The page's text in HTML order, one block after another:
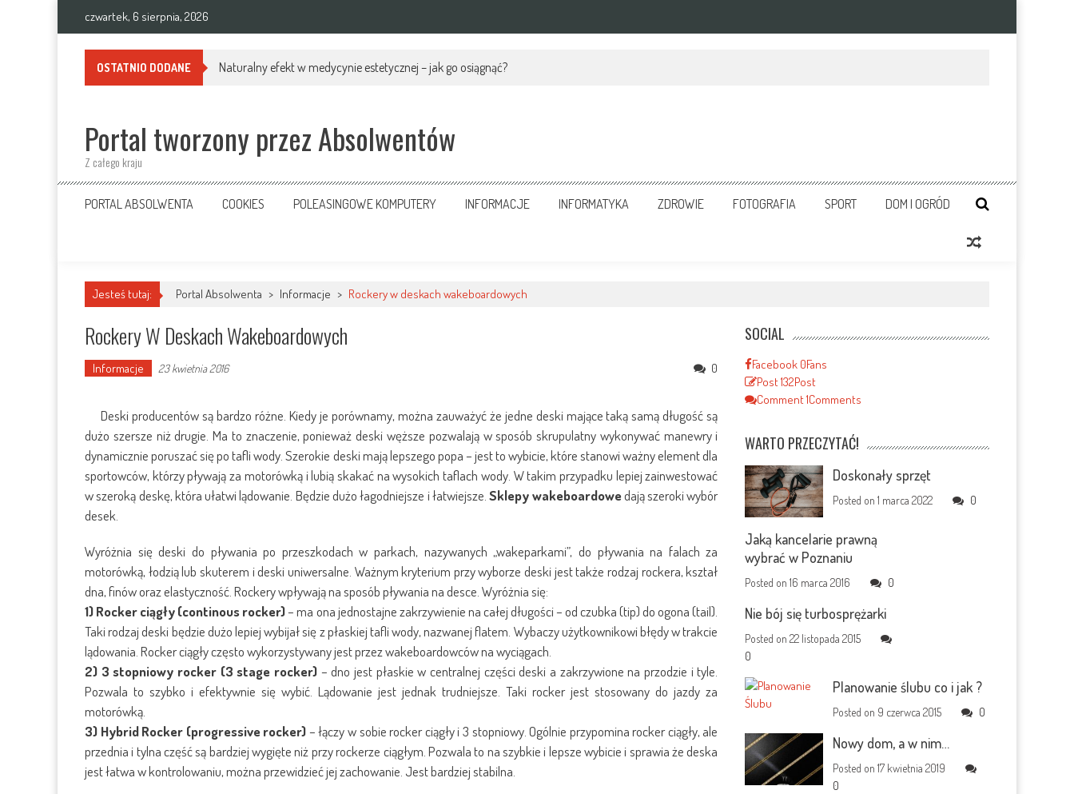
czwartek, 6 sierpnia, 2026
OSTATNIO DODANE Naturalny efekt w medycynie estetycznej – jak go osiągnąć?
Portal tworzony przez Absolwentów
Z całego kraju
PORTAL ABSOLWENTA COOKIES POLEASINGOWE KOMPUTERY INFORMACJE INFORMATYKA ZDROWIE FOTOGRAFIA SPORT DOM I OGRÓD
Jesteś tutaj: Portal Absolwenta > Informacje > Rockery w deskach wakeboardowych
Rockery W Deskach Wakeboardowych
Informacje 23 kwietnia 2016 0
Deski producentów są bardzo różne. Kiedy je porównamy, można zauważyć że jedne deski mające taką samą długość są
dużo szersze niż drugie. Ma to znaczenie, ponieważ deski węższe pozwalają w sposób skrupulatny wykonywać manewry i
dynamicznie poruszać się po tafli wody. Szerokie deski mają lepszego popa – jest to wybicie, które stanowi ważny element dla
sportowców, którzy pływają za motorówką i lubią skakać na wysokich taflach wody. W takim przypadku lepiej zainwestować
w szeroką deskę, która ułatwi lądowanie. Będzie dużo łagodniejsze i łatwiejsze.Sklepy wakeboardowedają szeroki wybór
desek.
Wyróżnia się deski do pływania po przeszkodach w parkach, nazywanych „wakeparkami”, do pływania na falach za
motorówką, łodzią lub skuterem i deski uniwersalne. Ważnym kryterium przy wyborze deski jest także rodzaj rockera, kształ
dna, finów oraz elastyczność. Rockery wpływają na sposób pływania na desce. Wyróżnia się:
1) Rocker ciągły (continous rocker)– ma ona jednostajne zakrzywienie na całej długości – od czubka (tip) do ogona (tail).
Taki rodzaj deski będzie dużo lepiej wybijał się z płaskiej tafli wody, nazwanej flatem. Wybaczy użytkownikowi błędy w trakcie
lądowania. Rocker ciągły często wykorzystywany jest przez wakeboardowców na wyciągach.
2) 3 stopniowy rocker (3 stage rocker) – dno jest płaskie w centralnej części deski a zakrzywione na przodzie i tyle.
Pozwala to szybko i efektywnie się wybić. Lądowanie jest jednak trudniejsze. Taki rocker jest stosowany do jazdy za
motorówką.
3) Hybrid Rocker (progressive rocker)– łączy w sobie rocker ciągły i 3 stopniowy. Ogólnie przypomina rocker ciągły, ale
przednia i tylna część są bardziej wygięte niż przy rockerze ciągłym. Pozwala to na szybkie i lepsze wybicie i sprawia że deska
jest łatwa w kontrolowaniu, można przewidzieć jej zachowanie. Jest bardziej stabilna.
SOCIAL
Facebook 0Fans
Post132Post
Comment1Comments
WARTO PRZECZYTAĆ!
Doskonały sprzęt
Posted on1 marca 2022 0
Jaką kancelarie prawną
wybrać w Poznaniu
Posted on16 marca 2016 0
Nie bój się turbosprężarki
Posted on22 listopada 2015
0
Planowanie ślubu co i jak ?
Posted on 9 czerwca 2015 0
Nowy dom, a w nim…
Posted on17 kwietnia 2019
0